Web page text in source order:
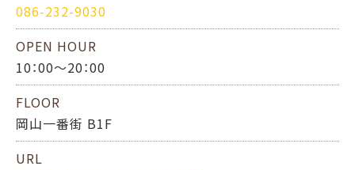
086-232-9030
OPEN HOUR
10：00～20：00
FLOOR
岡山一番街 B1F
URL